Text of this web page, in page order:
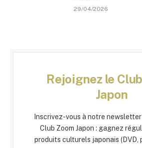
29/04/2026
Rejoignez le
Japon
Inscrivez-vous à notre
Club Zoom Japon : gagnez
produits culturels japonais (DVD,